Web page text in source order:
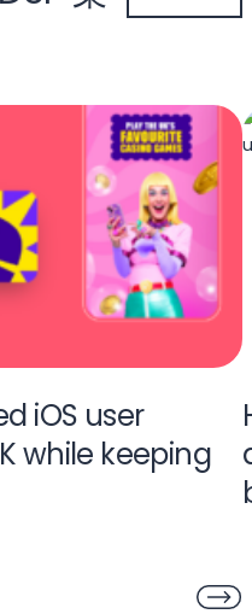
iOS user
while keeping